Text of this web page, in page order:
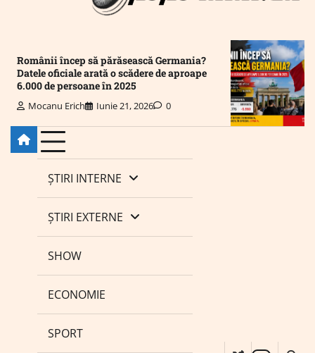
Românii încep să părăsească Germania?
Datele oficiale arată o scădere de aproape
6.000 de persoane în 2025
Mocanu Erich Iunie 21, 2026 0
ȘTIRI INTERNE
ȘTIRI EXTERNE
SHOW
ECONOMIE
SPORT